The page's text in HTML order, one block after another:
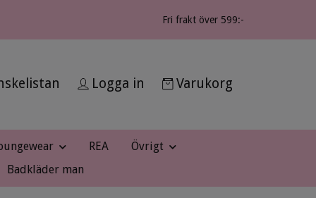
Fri frakt över 599:-
Logga in Varukorg
REA
Övrigt
Badkläder man